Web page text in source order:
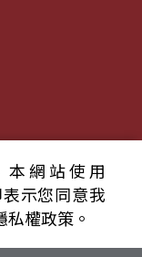
版權所有
隱私權條款
網站使用
示您同意我
權政策。